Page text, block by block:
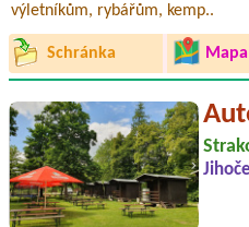
výletníkům, rybářům, kemp..
Schránka Mapa